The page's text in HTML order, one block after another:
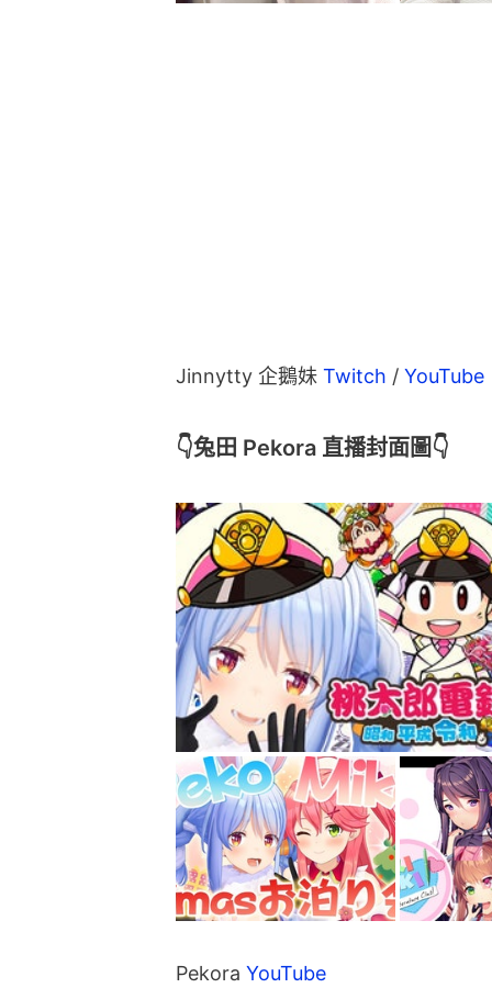
Jinnytty 企鵝妹 Twitch / YouTube
👇兔田 Pekora 直播封面圖👇
Pekora YouTube